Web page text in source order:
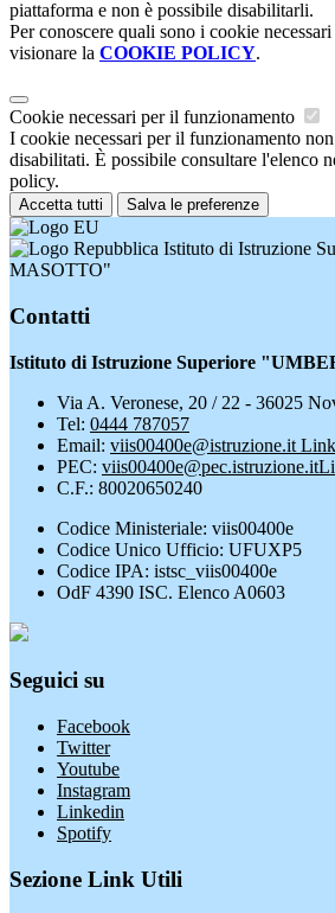
piattaforma e non è possibile disabilitarli.
Per conoscere quali sono i cookie
visionare la COOKIE POLICY.
Cookie necessari per il funzionamento
I cookie necessari per il funzionamento non
disabilitati. È possibile consultare l'elenco
policy.
Accetta tutti Salva le preferenze
Istituto di Istruzione
MASOTTO"
Contatti
Istituto di Istruzione Superiore
Via A. Veronese, 20 / 22 - 36025
Tel: 0444 787057
Email: viis00400e@istruzione.it
PEC: viis00400e@pec.istruzione.it
C.F.: 80020650240
Codice Ministeriale: viis00400e
Codice Unico Ufficio: UFUXP5
Codice IPA: istsc_viis00400e
OdF 4390 ISC. Elenco A0603
Seguici su
Facebook
Twitter
Youtube
Instagram
Linkedin
Spotify
Sezione Link Utili